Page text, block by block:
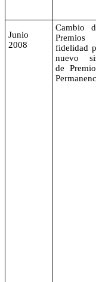
Junio
2008
Cambio
fidelidad
nuevo
de